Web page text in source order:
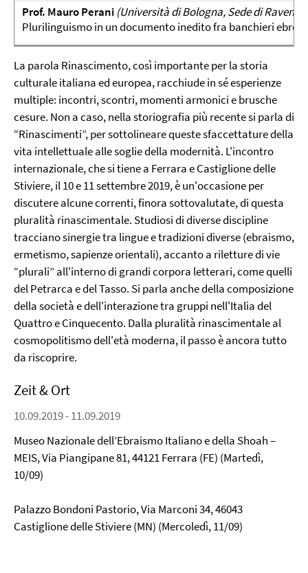
Prof. Mauro Perani (Università di Bologna, Sede di
Plurilinguismo in un documento inedito fra banchieri ebrei
La parola Rinascimento, così importante per la storia
culturale italiana ed europea, racchiude in sé esperienze
multiple: incontri, scontri, momenti armonici e brusche
cesure. Non a caso, nella storiografia più recente si parla di
“Rinascimenti”, per sottolineare queste sfaccettature della
vita intellettuale alle soglie della modernità. L'incontro
internazionale, che si tiene a Ferrara e Castiglione delle
Stiviere, il 10 e 11 settembre 2019, è un'occasione per
discutere alcune correnti, finora sottovalutate, di questa
pluralità rinascimentale. Studiosi di diverse discipline
tracciano sinergie tra lingue e tradizioni diverse (ebraismo,
ermetismo, sapienze orientali), accanto a riletture di vie
“plurali” all'interno di grandi corpora letterari, come quelli
del Petrarca e del Tasso. Si parla anche della composizione
della società e dell'interazione tra gruppi nell'Italia del
Quattro e Cinquecento. Dalla pluralità rinascimentale al
cosmopolitismo dell'età moderna, il passo è ancora tutto
da riscoprire.
Zeit & Ort
10.09.2019 - 11.09.2019
Museo Nazionale dell’Ebraismo Italiano e della Shoah –
MEIS, Via Piangipane 81, 44121 Ferrara (FE) (Martedì,
10/09)
Palazzo Bondoni Pastorio, Via Marconi 34, 46043
Castiglione delle Stiviere (MN) (Mercoledì, 11/09)